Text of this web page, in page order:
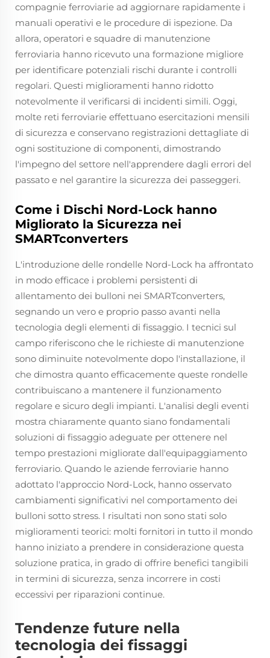
compagnie ferroviarie ad aggiornare rapidamente i
manuali operativi e le procedure di ispezione. Da
allora, operatori e squadre di manutenzione
ferroviaria hanno ricevuto una formazione migliore
per identificare potenziali rischi durante i controlli
regolari. Questi miglioramenti hanno ridotto
notevolmente il verificarsi di incidenti simili. Oggi,
molte reti ferroviarie effettuano esercitazioni mensili
di sicurezza e conservano registrazioni dettagliate di
ogni sostituzione di componenti, dimostrando
l'impegno del settore nell'apprendere dagli errori del
passato e nel garantire la sicurezza dei passeggeri.
Come i Dischi Nord-Lock hanno
Migliorato la Sicurezza nei
SMARTconverters
L'introduzione delle rondelle Nord-Lock ha affrontato
in modo efficace i problemi persistenti di
allentamento dei bulloni nei SMARTconverters,
segnando un vero e proprio passo avanti nella
tecnologia degli elementi di fissaggio. I tecnici sul
campo riferiscono che le richieste di manutenzione
sono diminuite notevolmente dopo l'installazione, il
che dimostra quanto efficacemente queste rondelle
contribuiscano a mantenere il funzionamento
regolare e sicuro degli impianti. L'analisi degli eventi
mostra chiaramente quanto siano fondamentali
soluzioni di fissaggio adeguate per ottenere nel
tempo prestazioni migliorate dall'equipaggiamento
ferroviario. Quando le aziende ferroviarie hanno
adottato l'approccio Nord-Lock, hanno osservato
cambiamenti significativi nel comportamento dei
bulloni sotto stress. I risultati non sono stati solo
miglioramenti teorici: molti fornitori in tutto il mondo
hanno iniziato a prendere in considerazione questa
soluzione pratica, in grado di offrire benefici tangibili
in termini di sicurezza, senza incorrere in costi
eccessivi per riparazioni continue.
Tendenze future nella
tecnologia dei fissaggi